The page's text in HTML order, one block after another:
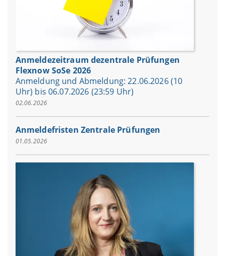
Anmeldezeitraum dezentrale Prüfungen
Flexnow SoSe 2026
Anmeldung und Abmeldung: 22.06.2026 (10
Uhr) bis 06.07.2026 (23:59 Uhr)
02.06.2026
Anmeldefristen Zentrale Prüfungen
01.05.2026